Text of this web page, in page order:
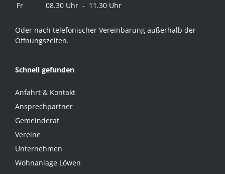
Fr
08.30 Uhr - 11.30 Uhr
Oder nach telefonischer Vereinbarung außerhalb der
Öffnungszeiten.
Schnell gefunden
Anfahrt & Kontakt
Ansprechpartner
Gemeinderat
Vereine
Unternehmen
Wohnanlage Löwen